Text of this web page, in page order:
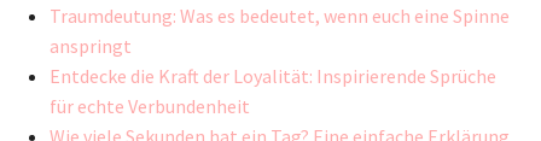
Traumdeutung: Was es bedeutet, wenn euch eine Spinne
anspringt
Entdecke die Kraft der Loyalität: Inspirierende Sprüche
für echte Verbundenheit